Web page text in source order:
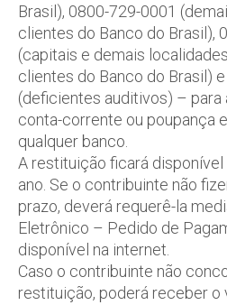
Brasil), 0800-729-0001
clientes do Banco do Brasil),
(capitais e demais
clientes do Banco do Brasil)
(deficientes auditivos) –
conta-corrente ou poupança
qualquer banco.
A restituição ficará disponível
ano. Se o contribuinte não
prazo, deverá requerê-la
Eletrônico – Pedido de
disponível na internet.
Caso o contribuinte não
restituição, poderá receber o